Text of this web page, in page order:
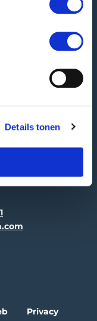
Details tonen
Privacy